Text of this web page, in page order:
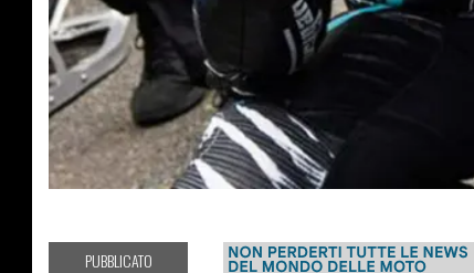
PUBBLICATO